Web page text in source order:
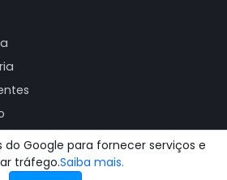
do Google para fornecer serviços e
tráfego.Saiba mais.